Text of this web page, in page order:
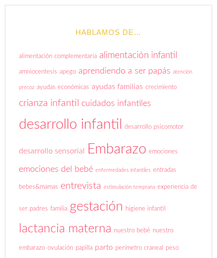
HABLAMOS DE…
alimentación complementaria alimentación infantil
amniocentesis apego aprendiendo a ser papás atención
precoz ayudas económicas ayudas familias crecimiento
crianza infantil cuidados infantiles
desarrollo infantil desarrollo psicomotor
desarrollo sensorial Embarazo emociones
emociones del bebé enfermedades infantiles entradas
bebes&mamas entrevista estimulación temprana experiencia de
ser padres familia gestación higiene infantil
lactancia materna nuestro bebé nuestro
embarazo ovulación papilla parto perímetro craneal peso